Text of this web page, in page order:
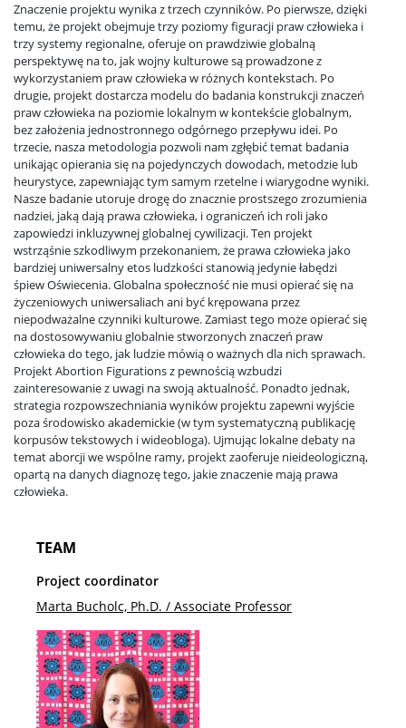
Znaczenie projektu wynika z trzech czynników. Po pierwsze, dzięki
temu, że projekt obejmuje trzy poziomy figuracji praw człowieka i
trzy systemy regionalne, oferuje on prawdziwie globalną
perspektywę na to, jak wojny kulturowe są prowadzone z
wykorzystaniem praw człowieka w różnych kontekstach. Po
drugie, projekt dostarcza modelu do badania konstrukcji znaczeń
praw człowieka na poziomie lokalnym w kontekście globalnym,
bez założenia jednostronnego odgórnego przepływu idei. Po
trzecie, nasza metodologia pozwoli nam zgłębić temat badania
unikając opierania się na pojedynczych dowodach, metodzie lub
heurystyce, zapewniając tym samym rzetelne i wiarygodne wyniki.
Nasze badanie utoruje drogę do znacznie prostszego zrozumienia
nadziei, jaką dają prawa człowieka, i ograniczeń ich roli jako
zapowiedzi inkluzywnej globalnej cywilizacji. Ten projekt
wstrząśnie szkodliwym przekonaniem, że prawa człowieka jako
bardziej uniwersalny etos ludzkości stanowią jedynie łabędzi
śpiew Oświecenia. Globalna społeczność nie musi opierać się na
życzeniowych uniwersaliach ani być krępowana przez
niepodważalne czynniki kulturowe. Zamiast tego może opierać się
na dostosowywaniu globalnie stworzonych znaczeń praw
człowieka do tego, jak ludzie mówią o ważnych dla nich sprawach.
Projekt Abortion Figurations z pewnością wzbudzi
zainteresowanie z uwagi na swoją aktualność. Ponadto jednak,
strategia rozpowszechniania wyników projektu zapewni wyjście
poza środowisko akademickie (w tym systematyczną publikację
korpusów tekstowych i wideobloga). Ujmując lokalne debaty na
temat aborcji we wspólne ramy, projekt zaoferuje nieideologiczną,
opartą na danych diagnozę tego, jakie znaczenie mają prawa
człowieka.
TEAM
Project coordinator
Marta Bucholc, Ph.D. / Associate Professor